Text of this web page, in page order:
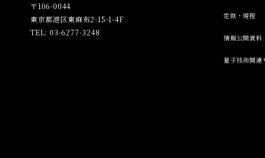
〒106-0044
東京都港区東麻布2-15-1-4F
TEL: 03-6277-3248
定款・規程
情報公開資料
量子技術関連